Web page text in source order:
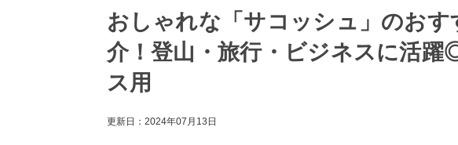
おしゃれな「サコッシュ」のお
介！登山・旅行・ビジネスに活
ス用
更新日： 2024年07月13日